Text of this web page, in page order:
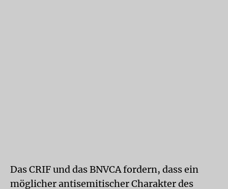
Das CRIF und das BNVCA fordern, dass ein
möglicher antisemitischer Charakter des